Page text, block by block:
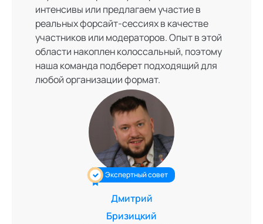
Экспертный совет
Дмитрий
Бризицкий
интенсивы или предлагаем участие в
реальных форсайт-сессиях в качестве
участников или модераторов. Опыт в этой
области накоплен колоссальный, поэтому
наша команда подберет подходящий для
любой организации формат.